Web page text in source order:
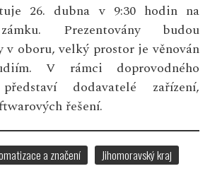
26. dubna v 9:30 hodin na
Prezentovány budou
v oboru, velký prostor je věnován
V rámci doprovodného
dodavatelé zařízení,
řešení.
a značení
Jihomoravský kraj